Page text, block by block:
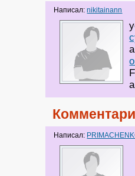
Написал:nikitainann
Написал: